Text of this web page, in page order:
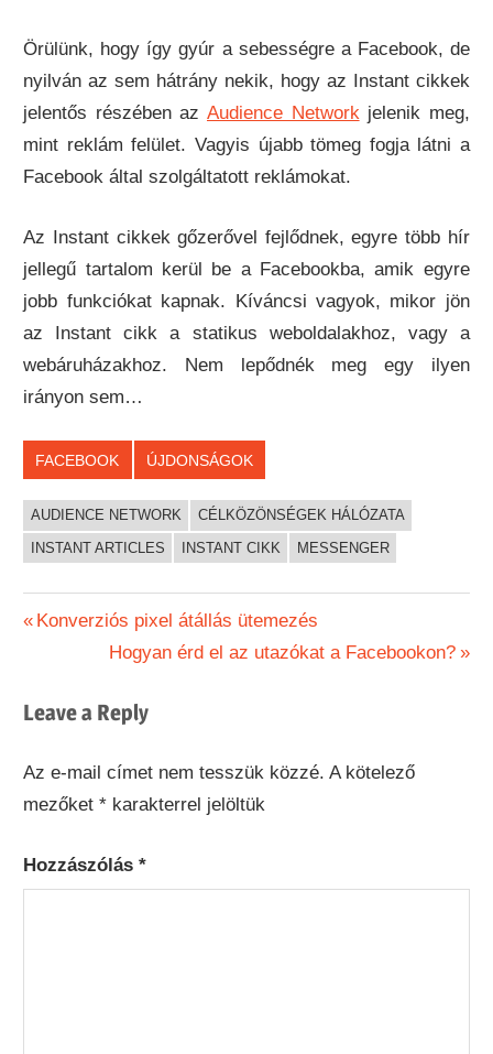
Örülünk, hogy így gyúr a sebességre a Facebook, de
nyilván az sem hátrány nekik, hogy az Instant cikkek
jelentős részében az Audience Networkjelenik meg,
mint reklám felület. Vagyis újabb tömeg fogja látni a
Facebook által szolgáltatott reklámokat.
Az Instant cikkek gőzerővel fejlődnek, egyre több hír
jellegű tartalom kerül be a Facebookba, amik egyre
jobb funkciókat kapnak. Kíváncsi vagyok, mikor jön
az Instant cikk a statikus weboldalakhoz, vagy a
webáruházakhoz. Nem lepődnék meg egy ilyen
irányon sem…
FACEBOOK ÚJDONSÁGOK
AUDIENCE NETWORK
CÉLKÖZÖNSÉGEK HÁLÓZATA
INSTANT ARTICLES
INSTANT CIKK MESSENGER
Bejegyzés
navigáció
Previous
Konverziós pixel átállás ütemezés
Next
Hogyan érd el az utazókat a Facebookon?
Leave a Reply
Az e-mail címet nem tesszük közzé. A kötelező
mezőket* karakterrel jelöltük
Hozzászólás*